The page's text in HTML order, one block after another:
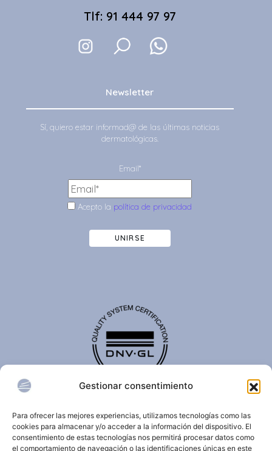
Gestionar consentimiento
Para ofrecer las mejores experiencias, utilizamos tecnologías como las
cookies para almacenar y/o acceder a la información del dispositivo. El
consentimiento de estas tecnologías nos permitirá procesar datos como
el comportamiento de navegación o las identificaciones únicas en este
Tlf: 91 444 97 97
Newsletter
Sí, quiero estar informad@ de las últimas noticias
dermatológicas.
Email*
Acepto la política de privacidad
UNIRSE
internacionalmente y confirma que una organización
cumple con estándares de calidad, seguridad,
sostenibilidad y/o gestión.